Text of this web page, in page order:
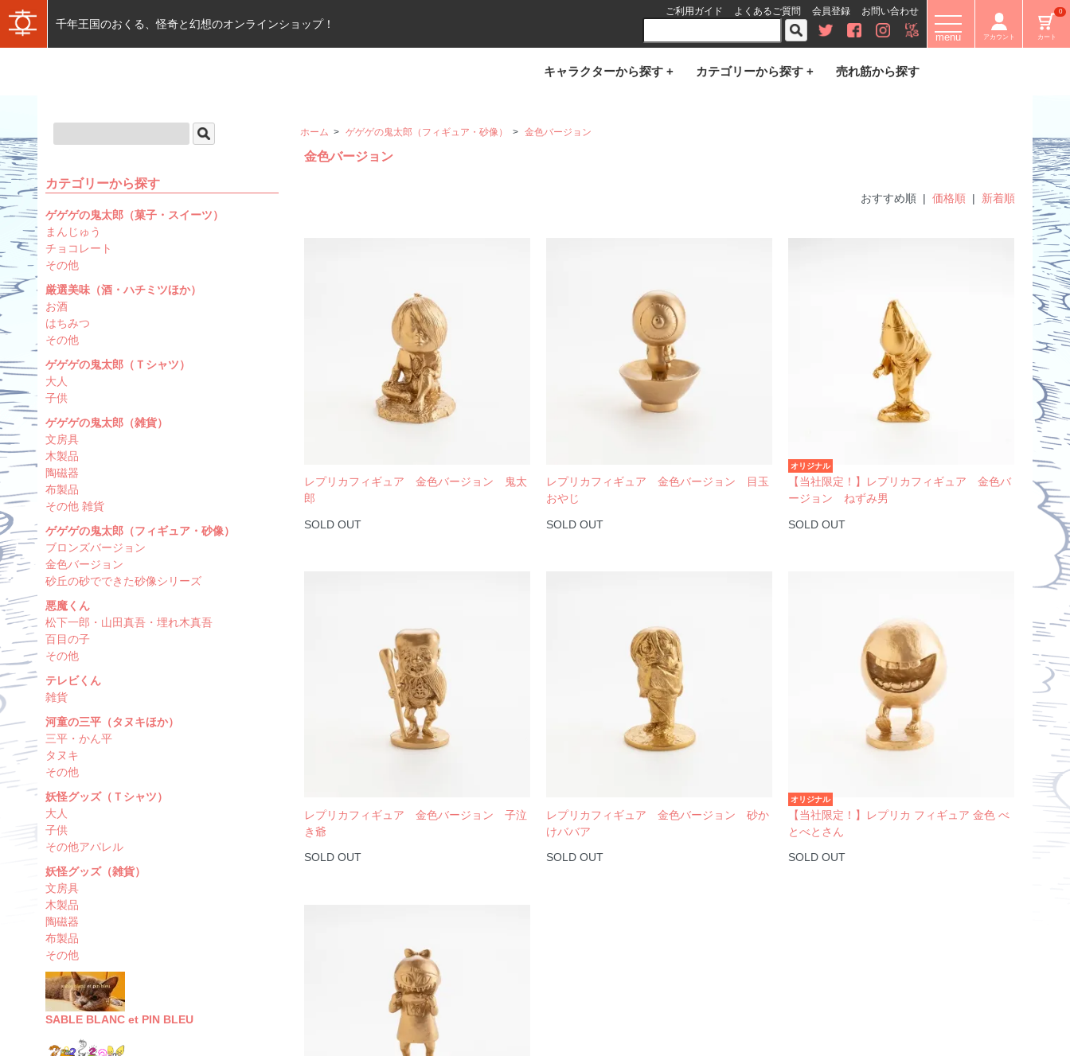
ご利用ガイド よくあるご質問 会員登録 お問い合わせ
千年王国のおくる、怪奇と幻想のオンラインショップ！
menu アカウント カート
0
キャラクターから探す + カテゴリーから探す + 売れ筋から探す
ホーム > ゲゲゲの鬼太郎（フィギュア・砂像） > 金色バージョン
金色バージョン
おすすめ順 | 価格順| 新着順
レプリカフィギュア 金色バージョン 鬼太
郎
SOLD OUT
レプリカフィギュア 金色バージョン 目玉
おやじ
SOLD OUT
オリジナル
【当社限定！】レプリカフィギュア 金色バ
ージョン ねずみ男
SOLD OUT
レプリカフィギュア 金色バージョン 子泣
き爺
SOLD OUT
レプリカフィギュア 金色バージョン 砂か
けババア
SOLD OUT
オリジナル
【当社限定！】レプリカ フィギュア 金色 べ
とべとさん
SOLD OUT
カテゴリーから探す
ゲゲゲの鬼太郎（菓子・スイーツ）
まんじゅう
チョコレート
その他
厳選美味（酒・ハチミツほか）
お酒
はちみつ
その他
ゲゲゲの鬼太郎（Ｔシャツ）
大人
子供
ゲゲゲの鬼太郎（雑貨）
文房具
木製品
陶磁器
布製品
その他 雑貨
ゲゲゲの鬼太郎（フィギュア・砂像）
ブロンズバージョン
金色バージョン
砂丘の砂でできた砂像シリーズ
悪魔くん
松下一郎・山田真吾・埋れ木真吾
百目の子
その他
テレビくん
雑貨
河童の三平（タヌキほか）
三平・かん平
タヌキ
その他
妖怪グッズ（Ｔシャツ）
大人
子供
その他アパレル
妖怪グッズ（雑貨）
文房具
木製品
陶磁器
布製品
その他
SABLE BLANC et PIN BLEU